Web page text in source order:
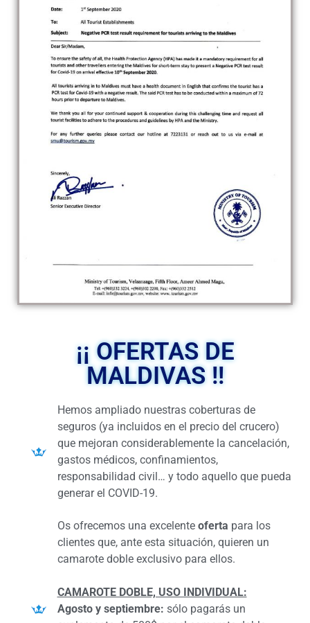
¡¡ OFERTAS DE
MALDIVAS !!
Hemos ampliado nuestras coberturas de
seguros (ya incluidos en el precio del crucero)
que mejoran considerablemente la cancelación,
gastos médicos, confinamientos,
responsabilidad civil… y todo aquello que pueda
generar el COVID-19.
Os ofrecemos una excelente oferta para los
clientes que, ante esta situación, quieren un
camarote doble exclusivo para ellos.
CAMAROTE DOBLE, USO INDIVIDUAL:
Agosto y septiembre: sólo pagarás un